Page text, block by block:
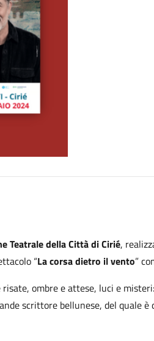
Teatrale della Città di Cirié,
“La corsa dietro il vento”
ombre e attese, luci e
scrittore bellunese, del quale è